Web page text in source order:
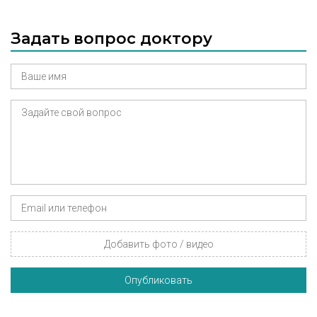
пластической хирургии, по эндоскопии,
колопроктологии, контурной пластике
Задать вопрос доктору
Добавить фото / видео
Опубликовать